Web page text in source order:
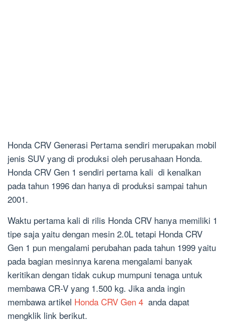
Honda CRV Generasi Pertama sendiri merupakan mobil
jenis SUV yang di produksi oleh perusahaan Honda.
Honda CRV Gen 1 sendiri pertama kali di kenalkan
pada tahun 1996 dan hanya di produksi sampai tahun
2001.
Waktu pertama kali di rilis Honda CRV hanya memiliki 1
tipe saja yaitu dengan mesin 2.0L tetapi Honda CRV
Gen 1 pun mengalami perubahan pada tahun 1999 yaitu
pada bagian mesinnya karena mengalami banyak
keritikan dengan tidak cukup mumpuni tenaga untuk
membawa CR-V yang 1.500 kg. Jika anda ingin
membawa artikel Honda CRV Gen 4 anda dapat
mengklik link berikut.